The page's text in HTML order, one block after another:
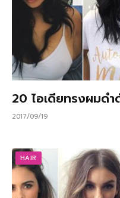
20 ไอเดียทรงผมด
2017/09/19
HAIR